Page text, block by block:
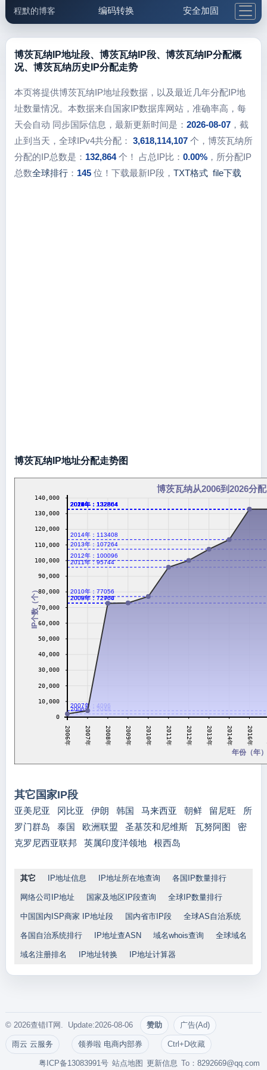
程默的博客 编码转换 安全加固
邮件工具 生活便民 更多工具
5.1支付宝大红包
博茨瓦纳IP地址段、博茨瓦纳IP段、博茨瓦纳IP分配概
况、博茨瓦纳历史IP分配走势
本页将提供博茨瓦纳IP地址段数据，以及最近几年分配IP地
址数量情况。本数据来自国家IP数据库网站，准确率高，每
天会自动 同步国际信息，最新更新时间是： 2026-08-07，截
止到当天，全球IPv4共分配： 3,618,114,107个，博茨瓦纳所
分配的IP总数是： 132,864个！ 占总IP比： 0.00%，所分配IP
总数全球排行： 145位！下载最新IP段， TXT格式 file下载
博茨瓦纳IP地址分配走势图
博茨瓦纳从2006到2026分
2006年：2048
2007年：4096
2008年：72704
2009年：72960
2010年：77056
2011年：95744
2012年：100096
2013年：107264
2014年：113408
2016年：132864
2017年：132864
2018年：132864
2019年：132864
2020年：132864
2021年：132864
2022年：132864
2023年：132864
2024年：132864
2026年：132864
0
10,000
20,000
30,000
40,000
50,000
60,000
70,000
80,000
90,000
100,000
110,000
120,000
130,000
140,000
2006年 2007年 2008年 2009年 2010年 2011年 2012年 2013年 2014年 2016年
年份（年）
IP个数（个）
其它国家IP段
亚美尼亚 冈比亚 伊朗 韩国 马来西亚 朝鲜 留尼旺
所
罗门群岛
泰国 欧洲联盟 圣基茨和尼维斯 瓦努阿图
密
克罗尼西亚联邦
英属印度洋领地 根西岛
其它 IP地址信息 IP地址所在地查询 各国IP数量排行
网络公司IP地址 国家及地区IP段查询 全球IP数量排行
中国国内ISP商家 IP地址段 国内省市IP段 全球AS自治系统
各国自治系统排行 IP地址查ASN 域名whois查询 全球域名
域名注册排名 IP地址转换 IP地址计算器
© 2026查错IT网. Update:2026-08-06 赞助 广告(Ad)
雨云 云服务 领券啦 电商内部券 Ctrl+D收藏
To：8292669@qq.com
更新信息
站点地图
粤ICP备13083991号